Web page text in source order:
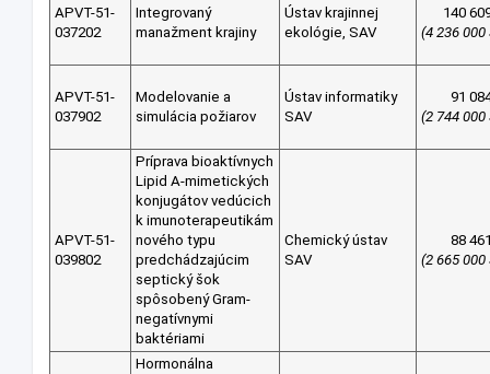
APVT-51-
037202
Integrovaný
manažment krajiny
Ústav krajinnej
ekológie, SAV
140
(4 236 000
APVT-51-
037902
Modelovanie a
simulácia požiarov
Ústav informatiky
SAV
91
(2 744 000
APVT-51-
039802
Príprava bioaktívnych
Lipid A-mimetických
konjugátov vedúcich
k imunoterapeutikám
nového typu
predchádzajúcim
septický šok
spôsobený Gram-
negatívnymi
baktériami
Chemický ústav
SAV
88
(2 665 000
Hormonálna